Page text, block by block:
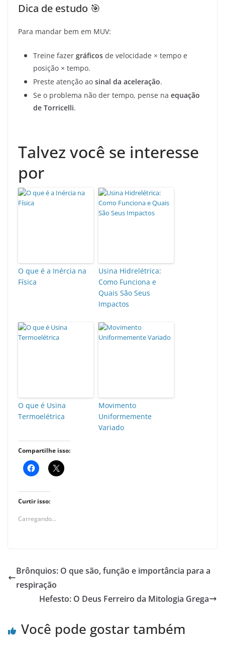
Dica de estudo 🎯
Para mandar bem em MUV:
Treine fazer gráficos de velocidade × tempo e
posição × tempo.
Preste atenção ao sinal da aceleração.
Se o problema não der tempo, pense na equação
de Torricelli.
Talvez você se interesse
por
O que é a Inércia na
Física
Usina Hidrelétrica:
Como Funciona e
Quais São Seus
Impactos
O que é Usina
Termoelétrica
Movimento
Uniformemente
Variado
Compartilhe isso:
Curtir isso:
Carregando...
Brônquios: O que são, função e importância para a
respiração
Hefesto: O Deus Ferreiro da Mitologia Grega
Você pode gostar também